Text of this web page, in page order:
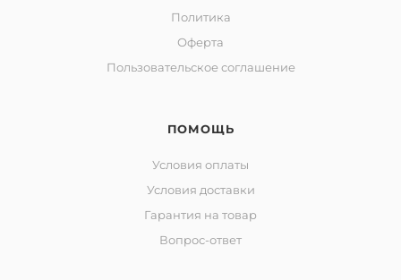
Политика
Оферта
Пользовательское соглашение
ПОМОЩЬ
Условия оплаты
Условия доставки
Гарантия на товар
Вопрос-ответ